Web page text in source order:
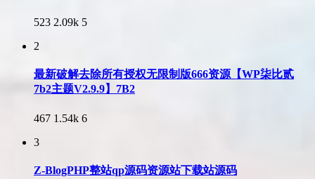
523 2.09k 5
2
最新破解去除所有授权无限制版666资源【WP柒比贰
7b2主题V2.9.9】7B2
467 1.54k 6
3
Z-BlogPHP整站qp源码资源站下载站源码